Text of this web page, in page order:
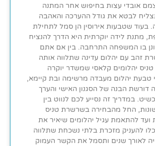
אובדי עצות בחיפוש אחר המתנה
לבטא את גודל ההערכה והאהבה
בעוד שטבעות אירוסין הן סמל לתחילת
מתנת לידה יוקרתית היא הדרך להנציח
בו המשפחה התרחבה. בין אם אתם
זהב עם יהלום עדינה שתלווה אותה
טניס יהלומים קלאסי שמשדר יוקרה
טבעת יהלום מעבדה מרשימה ובת קיימא,
דורשת הבנה של הסגנון האישי והערך
במדריך זה נסייע לכם לנווט בין
החל מהבחירה בשרשרת טניס
ועד להתאמת עגיל יהלומים שיאיר את
להעניק מזכרת בלתי נשכחת שתלווה
לאורך שנים ותסמל את הקשר העמוק